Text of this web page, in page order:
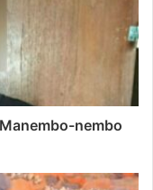
nembo